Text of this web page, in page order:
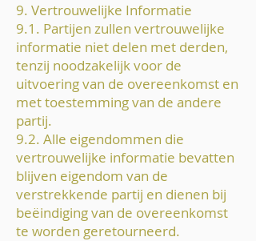
9. Vertrouwelijke Informatie
9.1. Partijen zullen vertrouwelijke
informatie niet delen met derden,
tenzij noodzakelijk voor de
uitvoering van de overeenkomst en
met toestemming van de andere
partij.
9.2. Alle eigendommen die
vertrouwelijke informatie bevatten
blijven eigendom van de
verstrekkende partij en dienen bij
beëindiging van de overeenkomst
te worden geretourneerd.